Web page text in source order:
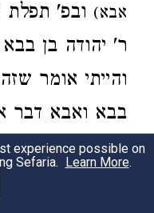
אבא) ובפ'
ר' יהודה בן
והייתי אומר
בבא ואבא דבר
מנה אותם
ר' יהודה בן
experience possible on
Sefaria. Learn More.